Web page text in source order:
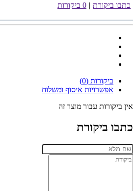
כתבו ביקורת | 0 ביקורות
ביקורות (0)
אפשרויות איסוף ומשלוח
אין ביקורות עבור מוצר זה
כתבו ביקורת